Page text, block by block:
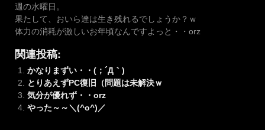
週の水曜日。
果たして、おいら達は生き残れるでしょうか？ｗ
体力の消耗が激しいお年頃なんですよっと・・orz
関連投稿:
かなりまずい・・(；´Д｀)
とりあえずPC復旧（問題は未解決ｗ
気分が優れず・・orz
やった～～＼(^o^)／